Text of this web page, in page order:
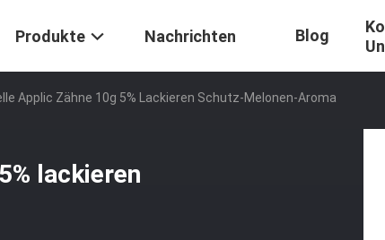
Produkte Nachrichten Blog
Applic Zähne 10g 5% Lackieren Schutz-Melonen-Aroma
lackieren